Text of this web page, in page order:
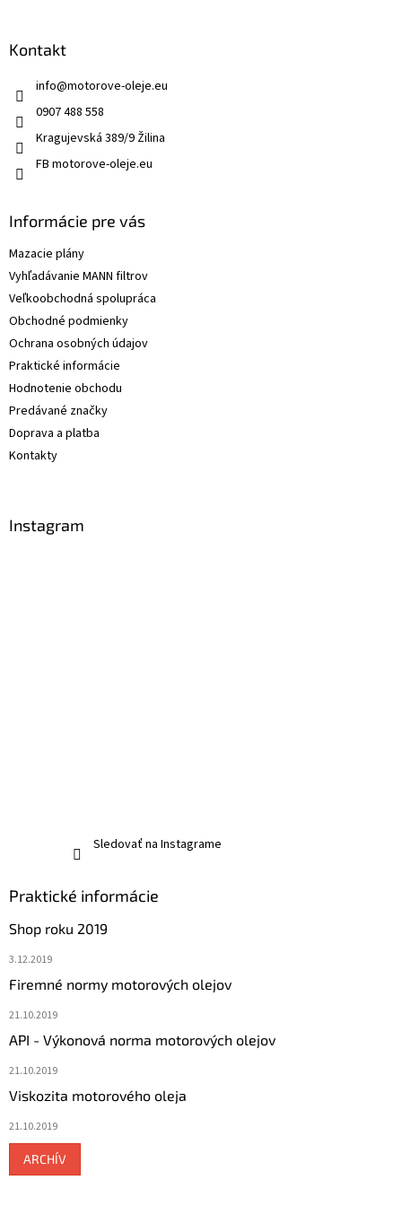
Kontakt
info@motorove-oleje.eu
0907 488 558
Kragujevská 389/9 Žilina
FB motorove-oleje.eu
Informácie pre vás
Mazacie plány
Vyhľadávanie MANN filtrov
Veľkoobchodná spolupráca
Obchodné podmienky
Ochrana osobných údajov
Praktické informácie
Hodnotenie obchodu
Predávané značky
Doprava a platba
Kontakty
Instagram
Sledovať na Instagrame
Praktické informácie
Shop roku 2019
3.12.2019
Firemné normy motorových olejov
21.10.2019
API - Výkonová norma motorových olejov
21.10.2019
Viskozita motorového oleja
21.10.2019
ARCHÍV